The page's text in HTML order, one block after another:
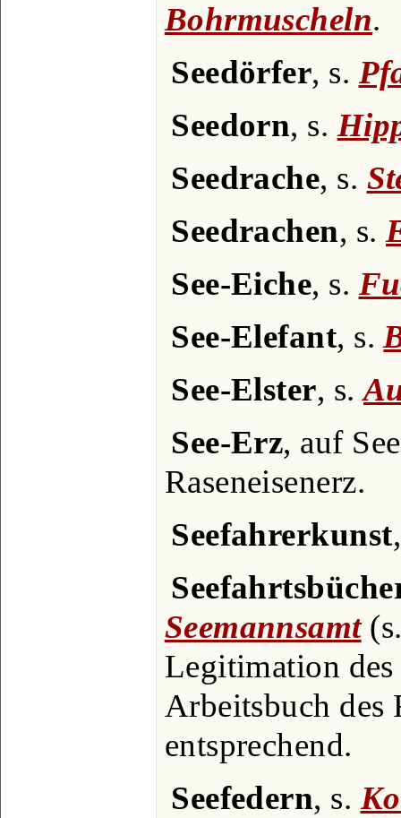
Bohrmuscheln.
Seedörfer, s.
Seedorn, s.
Seedrache, s.
Seedrachen, s.
See-Eiche, s.
See-Elefant, s.
See-Elster, s.
See-Erz, auf
Raseneisenerz.
Seefahrerkunst
Seemannsamt
Legitimation
Arbeitsbuch des
entsprechend.
Seefedern, s.